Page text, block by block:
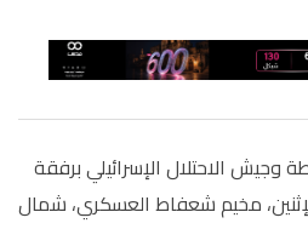
الاحتلال الإسرائيلي برفقة
مخيم شعفاط العسكري، شمال